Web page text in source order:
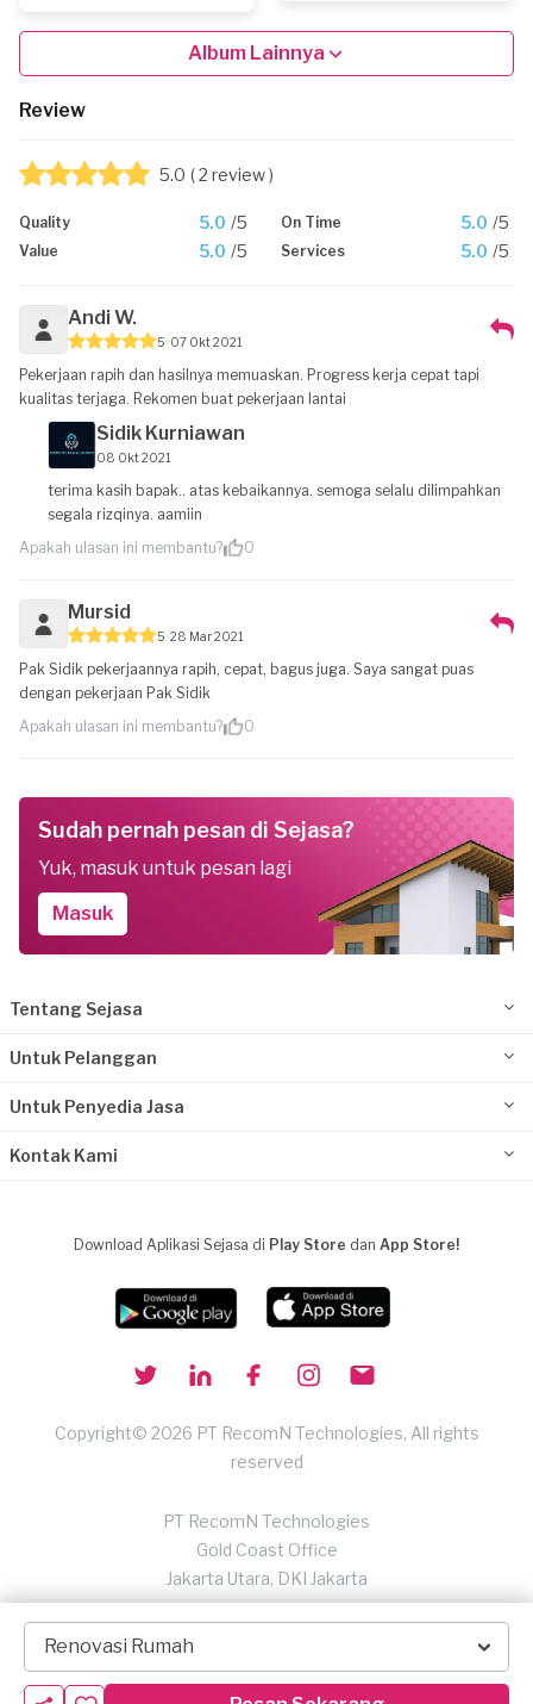
Album Lainnya
Review
5.0 ( 2 review )
Quality 5.0 /5 On Time 5.0 /5
Value 5.0 /5 Services 5.0 /5
Andi W.
5 07 Okt 2021
Pekerjaan rapih dan hasilnya memuaskan. Progress kerja cepat tapi
kualitas terjaga. Rekomen buat pekerjaan lantai
Sidik Kurniawan
08 Okt 2021
terima kasih bapak.. atas kebaikannya. semoga selalu dilimpahkan
segala rizqinya. aamiin
Apakah ulasan ini membantu?
0
Mursid
5 28 Mar 2021
Pak Sidik pekerjaannya rapih, cepat, bagus juga. Saya sangat puas
dengan pekerjaan Pak Sidik
Apakah ulasan ini membantu?
0
Renovasi Rumah
Sudah pernah pesan di Sejasa?
Yuk, masuk untuk pesan lagi
Masuk
Tentang Sejasa
Untuk Pelanggan
Untuk Penyedia Jasa
Kontak Kami
Download Aplikasi Sejasa di Play Store dan App Store!
Copyright© 2026 PT RecomN Technologies, All rights
reserved
PT RecomN Technologies
Gold Coast Office
Jakarta Utara, DKI Jakarta